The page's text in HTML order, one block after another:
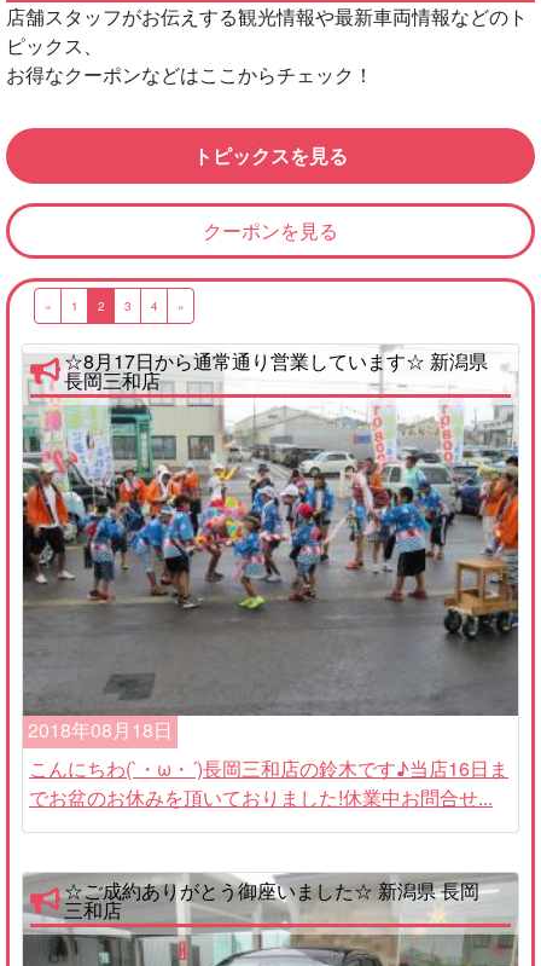
店舗スタッフがお伝えする観光情報や最新車両情報などのト
ピックス、
お得なクーポンなどはここからチェック！
トピックスを見る
クーポンを見る
« 1 2 3 4 »
☆8月17日から通常通り営業しています☆ 新潟県
長岡三和店
2018年08月18日
こんにちわ(`・ω・´)長岡三和店の鈴木です♪当店16日ま
でお盆のお休みを頂いておりました!休業中お問合せ...
☆ご成約ありがとう御座いました☆ 新潟県 長岡
三和店